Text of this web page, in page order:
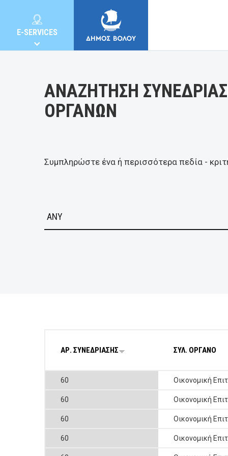
E-SERVICES
BUSINESSES
ΑΝΑΖΗΤΗΣΗ
ΟΡΓΑΝΩΝ
Συμπληρώστε ένα ή περισσότερα πεδία -
ΑΡ. ΣΥΝΕΔΡΙΑΣΗΣ ΣΥΛ. ΟΡΓΑΝΟ
60 Οικονομική
60 Οικονομική
60 Οικονομική
60 Οικονομική